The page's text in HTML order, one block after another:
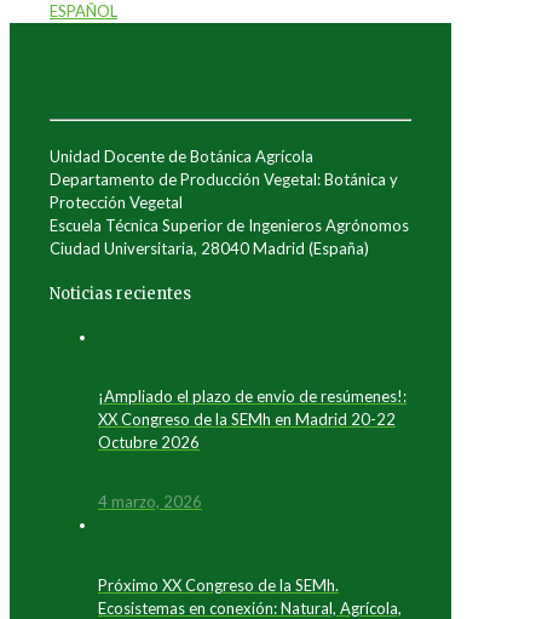
ESPAÑOL
Unidad Docente de Botánica Agrícola
Departamento de Producción Vegetal: Botánica y
Protección Vegetal
Escuela Técnica Superior de Ingenieros Agrónomos
Ciudad Universitaria, 28040 Madrid (España)
Noticias recientes
¡Ampliado el plazo de envío de resúmenes!:
XX Congreso de la SEMh en Madrid 20-22
Octubre 2026
4 marzo, 2026
Próximo XX Congreso de la SEMh.
Ecosistemas en conexión: Natural, Agrícola,